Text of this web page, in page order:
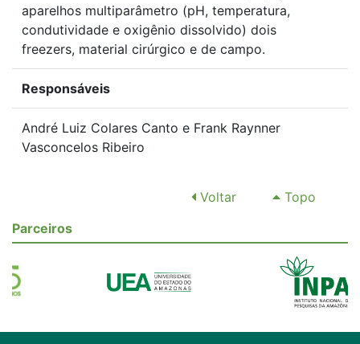
aparelhos multiparâmetro (pH, temperatura,
condutividade e oxigênio dissolvido) dois
freezers, material cirúrgico e de campo.
Responsáveis
André Luiz Colares Canto e Frank Raynner
Vasconcelos Ribeiro
Voltar
Topo
Parceiros